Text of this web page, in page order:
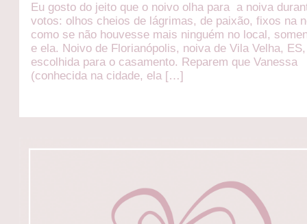
Eu gosto do jeito que o noivo olha para a noiva
votos: olhos cheios de lágrimas, de paixão, fixos na
como se não houvesse mais ninguém no local,
e ela. Noivo de Florianópolis, noiva de Vila Velha,
escolhida para o casamento. Reparem que Vanessa
(conhecida na cidade, ela […]